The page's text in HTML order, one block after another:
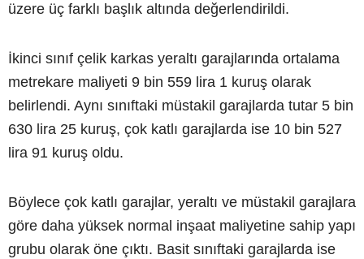
üzere üç farklı başlık altında değerlendirildi.
İkinci sınıf çelik karkas yeraltı garajlarında ortalama
metrekare maliyeti 9 bin 559 lira 1 kuruş olarak
belirlendi. Aynı sınıftaki müstakil garajlarda tutar 5 bin
630 lira 25 kuruş, çok katlı garajlarda ise 10 bin 527
lira 91 kuruş oldu.
Böylece çok katlı garajlar, yeraltı ve müstakil garajlara
göre daha yüksek normal inşaat maliyetine sahip yapı
grubu olarak öne çıktı. Basit sınıftaki garajlarda ise